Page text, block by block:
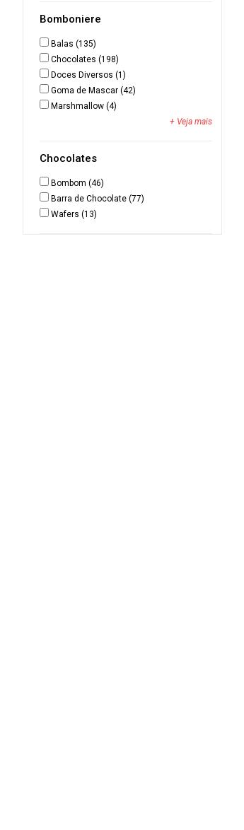
Bomboniere
Balas (135)
Chocolates (198)
Doces Diversos (1)
Goma de Mascar (42)
Marshmallow (4)
+ Veja mais
Chocolates
Bombom (46)
Barra de Chocolate (77)
Wafers (13)